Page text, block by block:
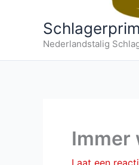
Nederlandstalig
Immer
Laat een